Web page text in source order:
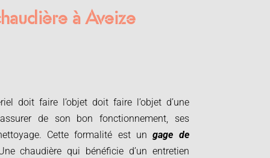
à Aveize
doit faire l’objet doit faire l’objet d’une
de son bon fonctionnement, ses
Cette formalité est ungage de
chaudière qui bénéficie d’un entretien